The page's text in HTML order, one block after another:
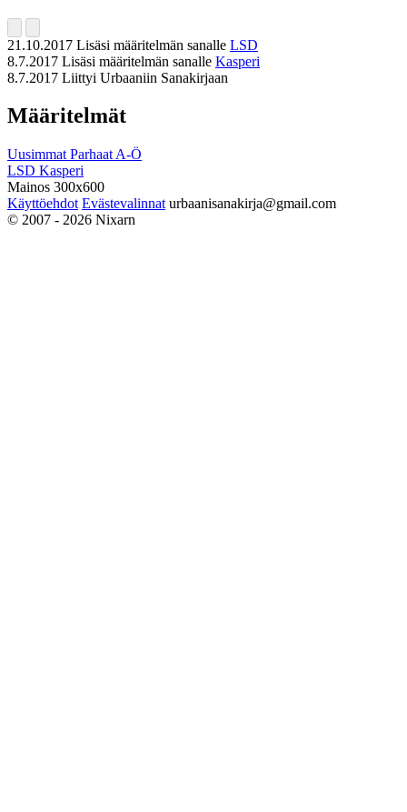
21.10.2017 Lisäsi määritelmän sanalle LSD
8.7.2017 Lisäsi määritelmän sanalle Kasperi
8.7.2017 Liittyi Urbaaniin Sanakirjaan
Määritelmät
Uusimmat Parhaat A-Ö
LSD Kasperi
Mainos 300x600
Käyttöehdot Evästevalinnat urbaanisanakirja@gmail.com
© 2007 - 2026 Nixarn